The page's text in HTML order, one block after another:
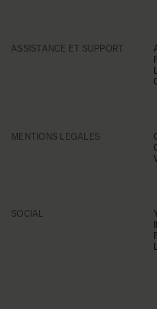
ASSISTANCE ET SUPPORT
MENTIONS LEGALES
SOCIAL